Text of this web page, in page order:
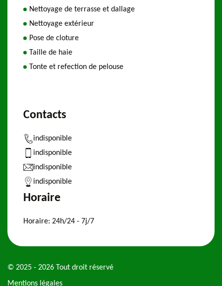
Nettoyage de terrasse et dallage
Nettoyage extérieur
Pose de cloture
Taille de haie
Tonte et refection de pelouse
Contacts
indisponible
indisponible
indisponible
indisponible
Horaire
Horaire: 24h/24 - 7j/7
© 2025 - 2026 Tout droit réservé
Mentions légales